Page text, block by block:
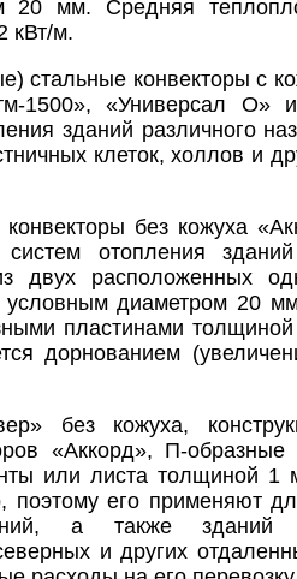
20 мм. Средняя
кВт/м.
стальные конвекторы с
1500», «Универсал О»
зданий различного
клеток, холлов и
без кожуха
отопления
двух расположенных
условным диаметром 20
пластинами толщиной
дорнованием
без кожуха,
«Аккорд», П-
или листа толщиной 1
поэтому его применяют
а также зданий
и других